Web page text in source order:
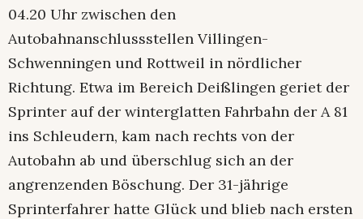
04.20 Uhr zwischen den
Autobahnanschlussstellen Villingen-
Schwenningen und Rottweil in nördlicher
Richtung. Etwa im Bereich Deißlingen geriet der
Sprinter auf der winterglatten Fahrbahn der A 81
ins Schleudern, kam nach rechts von der
Autobahn ab und überschlug sich an der
angrenzenden Böschung. Der 31-jährige
Sprinterfahrer hatte Glück und blieb nach ersten